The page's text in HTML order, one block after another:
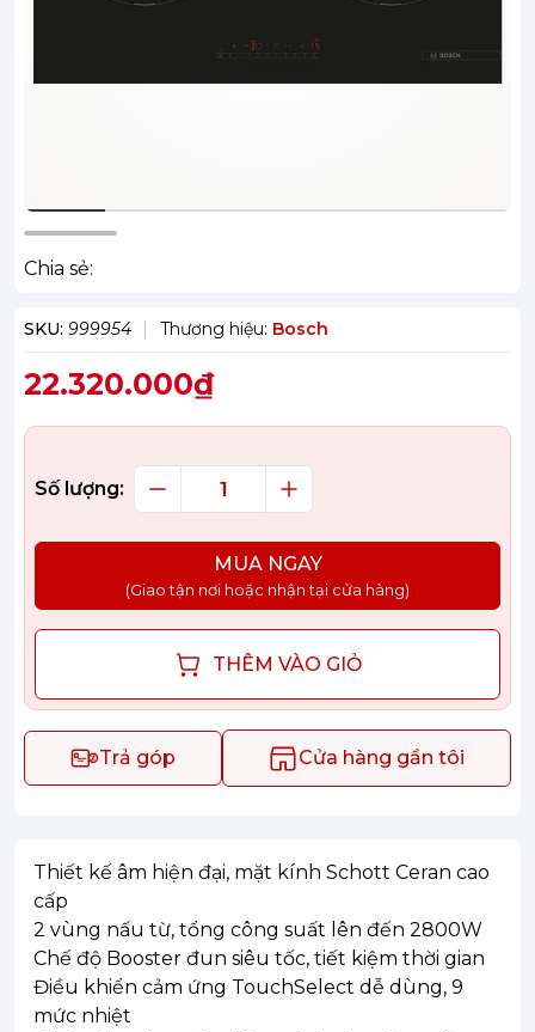
Chia sẻ:
SKU: 999954 Thương hiệu: Bosch
22.320.000₫
Số lượng:
MUA NGAY
(Giao tận nơi hoặc nhận tại cửa hàng)
THÊM VÀO GIỎ
Trả góp Cửa hàng gần tôi
Thiết kế âm hiện đại, mặt kính Schott Ceran cao
cấp
2 vùng nấu từ, tổng công suất lên đến 2800W
Chế độ Booster đun siêu tốc, tiết kiệm thời gian
Điều khiển cảm ứng TouchSelect dễ dùng, 9
mức nhiệt